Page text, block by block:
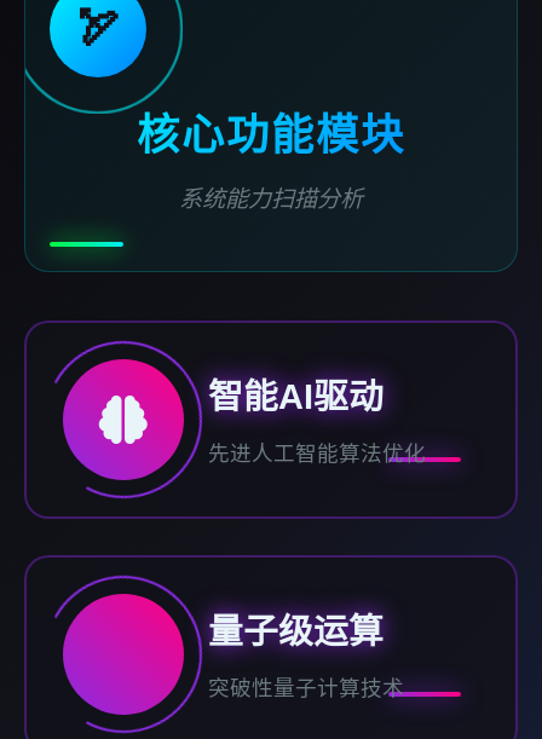
🏹
核心功能模块
系统能力扫描分析
智能AI驱动
先进人工智能算法优化
量子级运算
突破性量子计算技术